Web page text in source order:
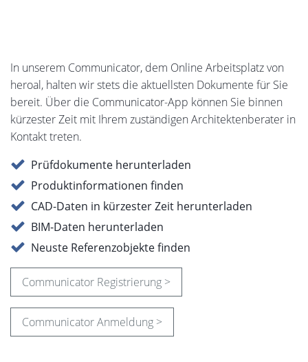
In unserem Communicator, dem Online Arbeitsplatz von
heroal, halten wir stets die aktuellsten Dokumente für Sie
bereit. Über die Communicator-App können Sie binnen
kürzester Zeit mit Ihrem zuständigen Architektenberater in
Kontakt treten.
Prüfdokumente herunterladen
Produktinformationen finden
CAD-Daten in kürzester Zeit herunterladen
BIM-Daten herunterladen
Neuste Referenzobjekte finden
Communicator Registrierung >
Communicator Anmeldung >